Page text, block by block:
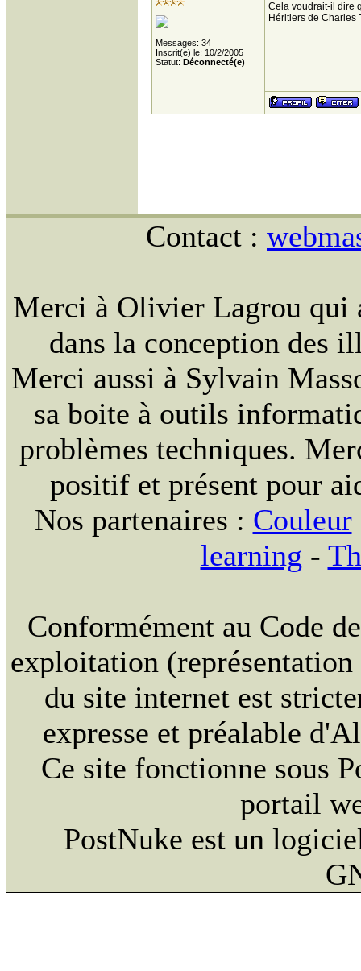
Messages: 34
Inscrit(e) le: 10/2/2005
Statut: Déconnecté(e)
Cela voudrait-il dire
Héritiers de Charles
Contact :
Merci à Olivier Lagrou qui
dans la conception des
Merci aussi à Sylvain
sa boite à outils
problèmes techniques.
positif et présent pour
Nos partenaires : Couleur
learning -
Conformément au Code
exploitation
du site internet est
expresse et préalable
Ce site fonctionne sous
portail
PostNuke est un